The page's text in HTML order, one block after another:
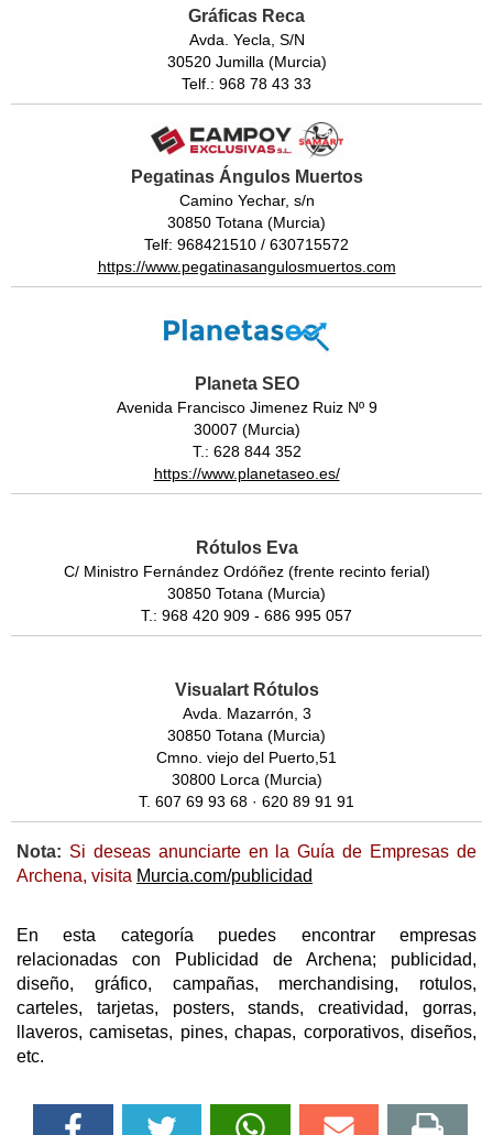
Gráficas Reca
Avda. Yecla, S/N
30520 Jumilla (Murcia)
Telf.: 968 78 43 33
Pegatinas Ángulos Muertos
Camino Yechar, s/n
30850 Totana (Murcia)
Telf: 968421510 / 630715572
https://www.pegatinasangulosmuertos.com
Planeta SEO
Avenida Francisco Jimenez Ruiz Nº 9
30007 (Murcia)
T.: 628 844 352
https://www.planetaseo.es/
Rótulos Eva
C/ Ministro Fernández Ordóñez (frente recinto ferial)
30850 Totana (Murcia)
T.: 968 420 909 - 686 995 057
Visualart Rótulos
Avda. Mazarrón, 3
30850 Totana (Murcia)
Cmno. viejo del Puerto,51
30800 Lorca (Murcia)
T. 607 69 93 68 · 620 89 91 91
Nota: Si deseas anunciarte en la Guía de Empresas de
Archena, visita Murcia.com/publicidad
En esta categoría puedes encontrar empresas
relacionadas con Publicidad de Archena; publicidad,
diseño, gráfico, campañas, merchandising, rotulos,
carteles, tarjetas, posters, stands, creatividad, gorras,
llaveros, camisetas, pines, chapas, corporativos, diseños,
etc.